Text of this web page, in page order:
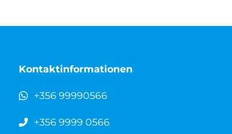
Kontaktinformationen
+356 99990566
+356 9999 0566